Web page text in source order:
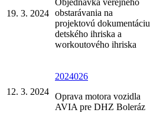
19. 3. 2024 obstarávania na
projektovú dokumentáciu
detského ihriska a
workoutového ihriska
12. 3. 2024
2024026
Oprava motora vozidla
AVIA pre DHZ Boleráz